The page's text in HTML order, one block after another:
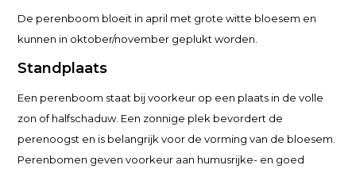
De perenboom bloeit in april met grote witte bloesem en
kunnen in oktober/november geplukt worden.
Standplaats
Een perenboom staat bij voorkeur op een plaats in de volle
zon of halfschaduw. Een zonnige plek bevordert de
perenoogst en is belangrijk voor de vorming van de bloesem.
Perenbomen geven voorkeur aan humusrijke- en goed